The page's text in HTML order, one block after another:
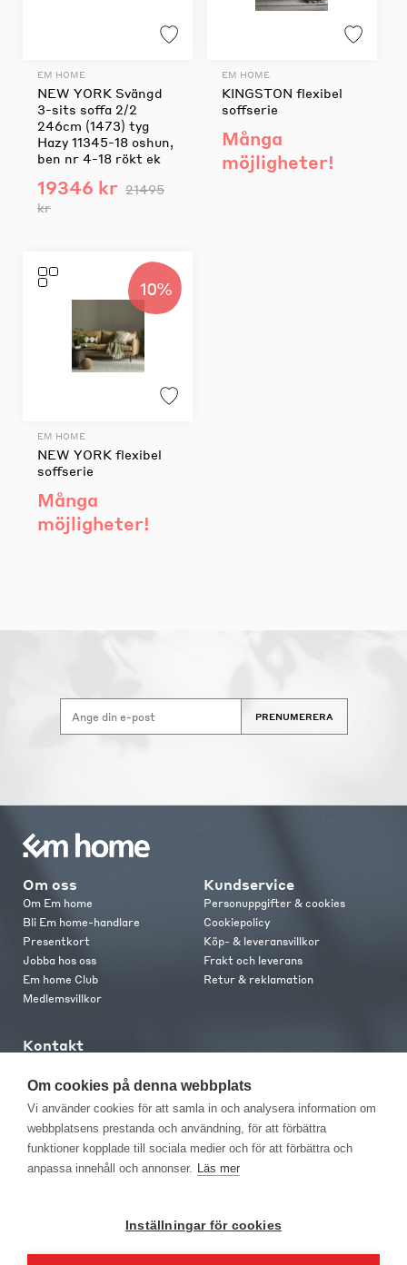
EM HOME
NEW YORK Svängd
3-sits soffa 2/2
246cm (1473) tyg
Hazy 11345-18 oshun,
ben nr 4-18 rökt ek
19346 kr 21495
kr
EM HOME
KINGSTON flexibel
soffserie
Många
möjligheter!
10%
EM HOME
NEW YORK flexibel
soffserie
Många
möjligheter!
PRENUMERERA
Om oss
Om Em home
Bli Em home-handlare
Presentkort
Jobba hos oss
Em home Club
Medlemsvillkor
Kundservice
Personuppgifter & cookies
Cookiepolicy
Köp- & leveransvillkor
Frakt och leverans
Retur & reklamation
Kontakt
Butiker
Press
Om cookies på denna webbplats
Vi använder cookies för att samla in och analysera information om
webbplatsens prestanda och användning, för att förbättra
funktioner kopplade till sociala medier och för att förbättra och
anpassa innehåll och annonser. Läs mer
Inställningar för cookies